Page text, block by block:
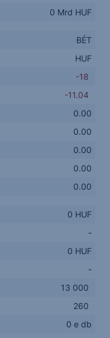
0 Mrd HUF
BÉT
HUF
-18
-11.04
0.00
0.00
0.00
0.00
0.00
0 HUF
-
0 HUF
-
13 000
260
0 e db